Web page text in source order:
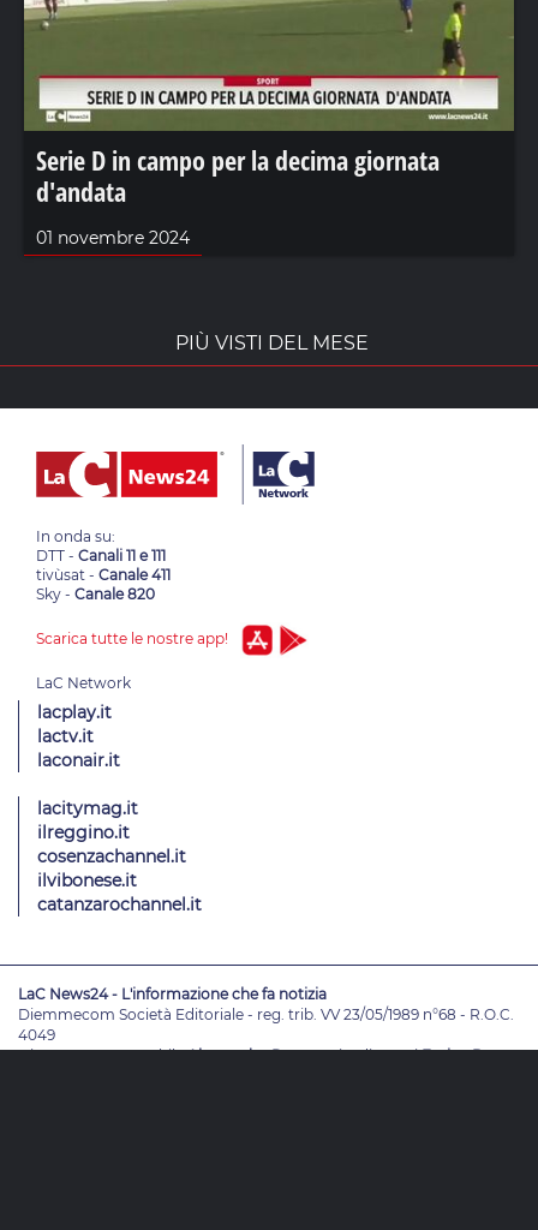
Serie D in campo per la decima giornata
d'andata
01 novembre 2024
PIÙ VISTI DEL MESE
In onda su:
DTT - Canali 11 e 111
tivùsat - Canale 411
Sky - Canale 820
Scarica tutte le nostre app!
lacplay.it
lactv.it
laconair.it
lacitymag.it
ilreggino.it
cosenzachannel.it
ilvibonese.it
catanzarochannel.it
LaC News24 - L'informazione che fa notizia
Diemmecom Società Editoriale - reg. trib. VV 23/05/1989 n°68 - R.O.C.
4049
Direttore ResponsabileAlessandro Russo- VicedirettoriEnrico De